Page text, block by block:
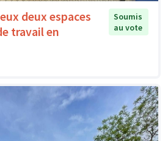
deux espaces
travail en
Soumis
au vote